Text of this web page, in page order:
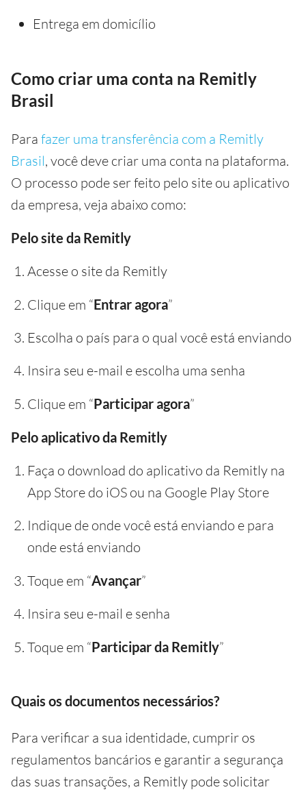
Entrega em domicílio
Como criar uma conta na Remitly
Brasil
Para fazer uma transferência com a Remitly
Brasil, você deve criar uma conta na plataforma.
O processo pode ser feito pelo site ou aplicativo
da empresa, veja abaixo como:
Pelo site da Remitly
Acesse o site da Remitly
Clique em “Entrar agora”
Escolha o país para o qual você está enviando
Insira seu e-mail e escolha uma senha
Clique em “Participar agora”
Pelo aplicativo da Remitly
Faça o download do aplicativo da Remitly na
App Store do iOS ou na Google Play Store
Indique de onde você está enviando e para
onde está enviando
Toque em “Avançar”
Insira seu e-mail e senha
Toque em “Participar da Remitly”
Quais os documentos necessários?
Para verificar a sua identidade, cumprir os
regulamentos bancários e garantir a segurança
das suas transações, a Remitly pode solicitar